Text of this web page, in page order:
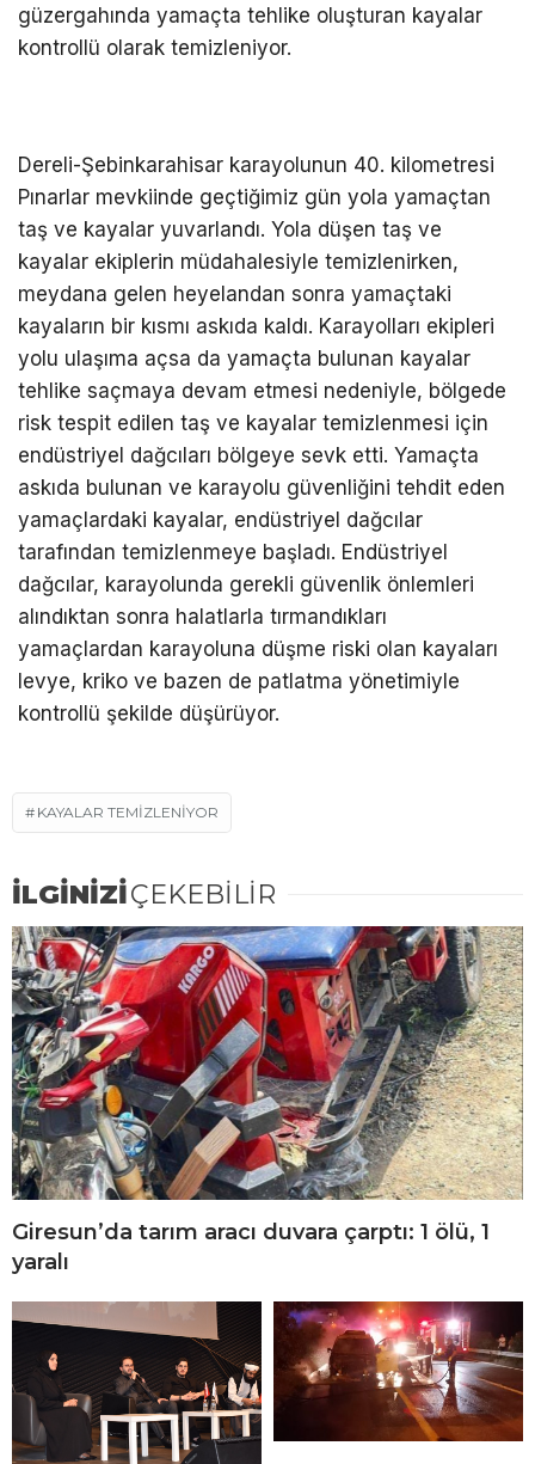
güzergahında yamaçta tehlike oluşturan kayalar
kontrollü olarak temizleniyor.
Dereli-Şebinkarahisar karayolunun 40. kilometresi
Pınarlar mevkiinde geçtiğimiz gün yola yamaçtan
taş ve kayalar yuvarlandı. Yola düşen taş ve
kayalar ekiplerin müdahalesiyle temizlenirken,
meydana gelen heyelandan sonra yamaçtaki
kayaların bir kısmı askıda kaldı. Karayolları ekipleri
yolu ulaşıma açsa da yamaçta bulunan kayalar
tehlike saçmaya devam etmesi nedeniyle, bölgede
risk tespit edilen taş ve kayalar temizlenmesi için
endüstriyel dağcıları bölgeye sevk etti. Yamaçta
askıda bulunan ve karayolu güvenliğini tehdit eden
yamaçlardaki kayalar, endüstriyel dağcılar
tarafından temizlenmeye başladı. Endüstriyel
dağcılar, karayolunda gerekli güvenlik önlemleri
alındıktan sonra halatlarla tırmandıkları
yamaçlardan karayoluna düşme riski olan kayaları
levye, kriko ve bazen de patlatma yönetimiyle
kontrollü şekilde düşürüyor.
KAYALAR TEMIZLENIYOR
İLGİNİZİÇEKEBİLİR
Giresun’da tarım aracı duvara çarptı: 1 ölü, 1
yaralı